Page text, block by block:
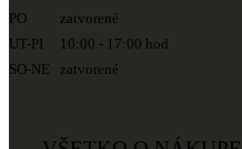
PO zatvorené
UT-PI 10:00 - 17:00 hod
SO-NE zatvorené